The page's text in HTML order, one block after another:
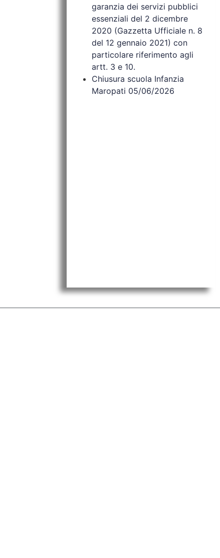
garanzia dei servizi pubblici
essenziali del 2 dicembre
2020 (Gazzetta Ufficiale n. 8
del 12 gennaio 2021) con
particolare riferimento agli
artt. 3 e 10.
Chiusura scuola Infanzia
Maropati 05/06/2026